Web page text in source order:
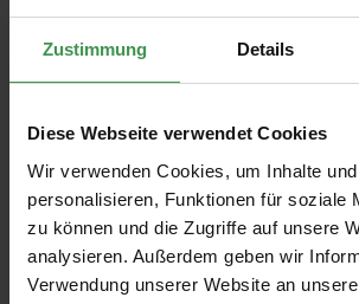
Zustimmung Details
Diese Webseite verwendet Cookies
Wir verwenden Cookies, um Inhalte
personalisieren, Funktionen für soziale
zu können und die Zugriffe auf unsere
analysieren. Außerdem geben wir
Verwendung unserer Website an
Empfohlenes
Produktgalerie überspringen
Kleisterroller